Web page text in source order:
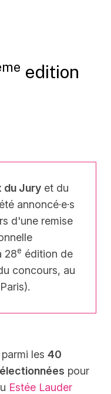
edition
du Juryet du
annoncé·e·s
d'une remise
28e édition de
concours, au
les 40
pour
Estée Lauder